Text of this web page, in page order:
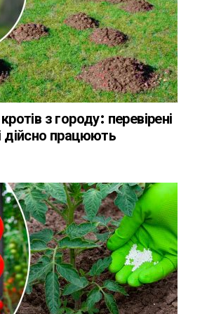
з городу: перевірені
дійсно працюють